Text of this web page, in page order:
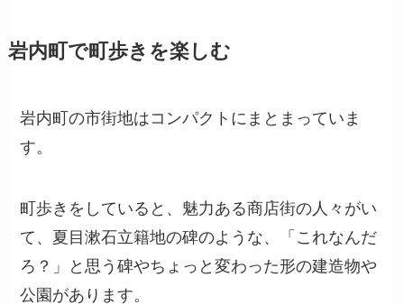
岩内町で町歩きを楽しむ
岩内町の市街地はコンパクトにまとまっていま
す。
町歩きをしていると、魅力ある商店街の人々がい
て、夏目漱石立籍地の碑のような、「これなんだ
ろ？」と思う碑やちょっと変わった形の建造物や
公園があります。